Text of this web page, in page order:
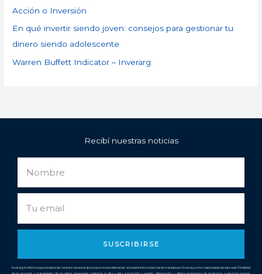
Acción o Inversión
En qué invertir siendo joven: consejos para gestionar tu
dinero siendo adolescente
Warren Buffett Indicator – Inverarg
Recibí nuestras noticias
SUSCRIBIRSE
Inverarg te informa que los datos de carácter personal que proporciones rellenando el presente formulario serán tratados por Inverarg como responsable de esta web. Finalidad
de la recogida y tratamiento de los datos personales: gestionar el alta a esta suscripción y remitir información y oferta prospectiva de productos o servicios propios.